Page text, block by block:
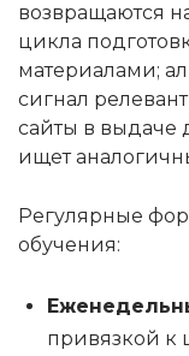
возвращаются
цикла
материалами;
сигнал
сайты в выдаче
ищет
Регулярные
обучения:
привязкой к